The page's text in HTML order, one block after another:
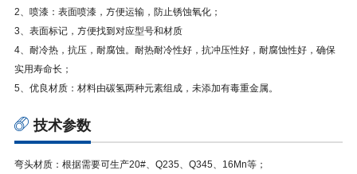
2、喷漆：表面喷漆，方便运输，防止锈蚀氧化；
3、表面标记，方便找到对应型号和材质
4、耐冷热，抗压，耐腐蚀。耐热耐冷性好，抗冲压性好，耐腐蚀性好，确保
实用寿命长；
5、优良材质：材料由碳氢两种元素组成，未添加有毒重金属。
技术参数
弯头材质：根据需要可生产20#、Q235、Q345、16Mn等；